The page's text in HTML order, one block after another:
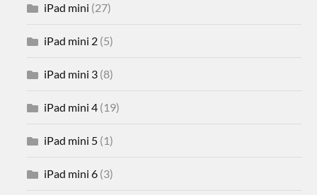
iPad mini (27)
iPad mini 2 (5)
iPad mini 3 (8)
iPad mini 4 (19)
iPad mini 5 (1)
iPad mini 6 (3)